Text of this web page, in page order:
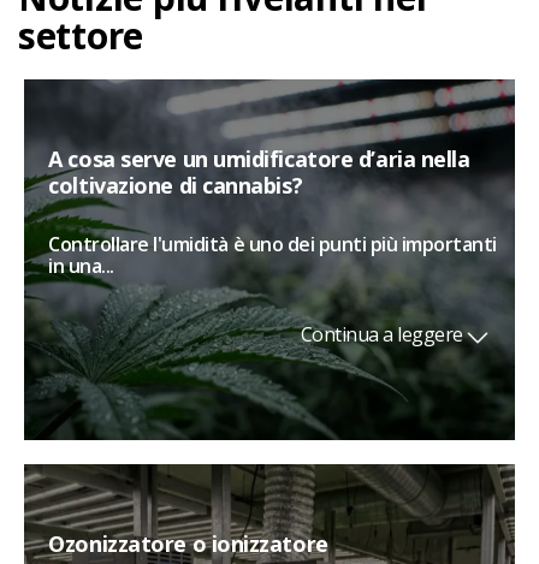
settore
A cosa serve un umidificatore d’aria nella
coltivazione di cannabis?
Controllare l'umidità è uno dei punti più importanti
in una...
Continua a leggere
Ozonizzatore o ionizzatore